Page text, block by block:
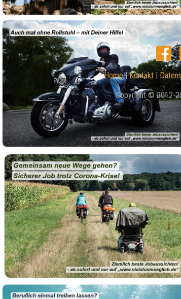
Home|Kontakt|
Copyright © 2012-